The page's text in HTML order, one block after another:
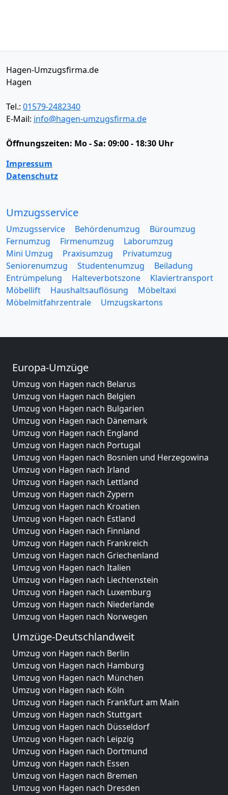
Hagen-Umzugsfirma.de
Hagen
Tel.: 01579-2482340
E-Mail: info@hagen-umzugsfirma.de
Öffnungszeiten: Mo - Sa: 09:00 - 18:30 Uhr
Impressum
Datenschutz
Umzugsservice
Umzugsservice Behördenumzug
Büroumzug
Fernumzug
Firmenumzug
Laborumzug
Mini Umzug
Praxisumzug
Privatumzug
Seniorenumzug
Studentenumzug
Beiladung
Entrümpelung
Halteverbotszone
Klaviertransport
Möbellift
Haushaltsauflösung
Möbeltaxi
Möbelmitfahrzentrale
Umzugskartons
Europa-Umzüge
Umzug von Hagen nach Belarus
Umzug von Hagen nach Belgien
Umzug von Hagen nach Bulgarien
Umzug von Hagen nach Dänemark
Umzug von Hagen nach England
Umzug von Hagen nach Portugal
Umzug von Hagen nach Bosnien und Herzegowina
Umzug von Hagen nach Irland
Umzug von Hagen nach Lettland
Umzug von Hagen nach Zypern
Umzug von Hagen nach Kroatien
Umzug von Hagen nach Estland
Umzug von Hagen nach Finnland
Umzug von Hagen nach Frankreich
Umzug von Hagen nach Griechenland
Umzug von Hagen nach Italien
Umzug von Hagen nach Liechtenstein
Umzug von Hagen nach Luxemburg
Umzug von Hagen nach Niederlande
Umzug von Hagen nach Norwegen
Umzüge-Deutschlandweit
Umzug von Hagen nach Berlin
Umzug von Hagen nach Hamburg
Umzug von Hagen nach München
Umzug von Hagen nach Köln
Umzug von Hagen nach Frankfurt am Main
Umzug von Hagen nach Stuttgart
Umzug von Hagen nach Düsseldorf
Umzug von Hagen nach Leipzig
Umzug von Hagen nach Dortmund
Umzug von Hagen nach Essen
Umzug von Hagen nach Bremen
Umzug von Hagen nach Dresden